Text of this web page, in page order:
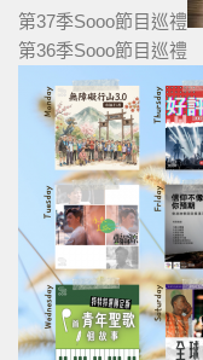
第37季Sooo節目巡禮
第36季Sooo節目巡禮